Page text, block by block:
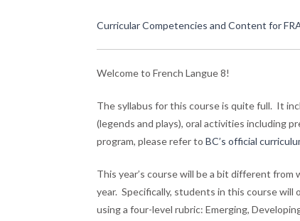
Curricular Competencies and Content for
Welcome to French Langue 8!
The syllabus for this course is quite full. It
(legends and plays), oral activities including
program, please refer to BC’s official
This year’s course will be a bit different
year. Specifically, students in this course
using a four-level rubric: Emerging,